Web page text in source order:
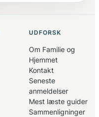
UDFORSK
Om Familie og
Hjemmet
Kontakt
Seneste
anmeldelser
Mest læste guider
Sammenligninger